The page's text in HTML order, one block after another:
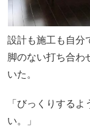
設計も施工も自分
脚のない打ち合わ
いた。
「びっくりする
い。」